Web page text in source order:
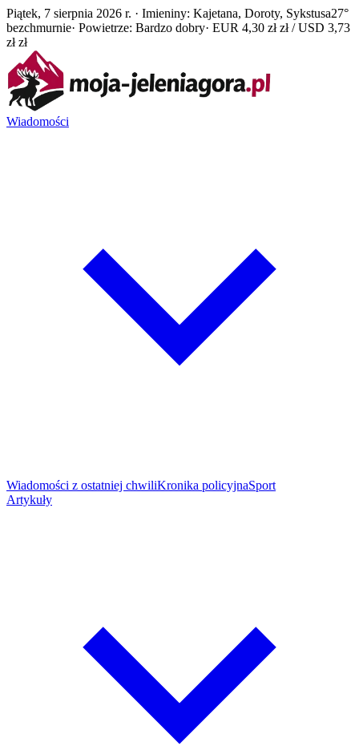
Piątek, 7 sierpnia 2026 r. · Imieniny: Kajetana, Doroty, Sykstusa27°
bezchmurnie· Powietrze: Bardzo dobry· EUR 4,30 zł zł / USD 3,73
zł zł
Wiadomości
Wiadomości z ostatniej chwiliKronika policyjnaSport
Artykuły